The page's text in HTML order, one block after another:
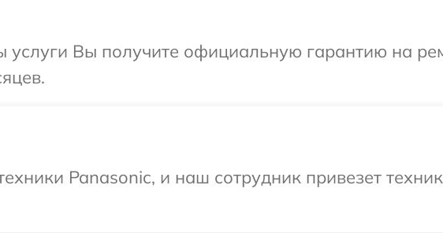
услуги Вы получите официальную гарантию на
Panasonic, и наш сотрудник привезет